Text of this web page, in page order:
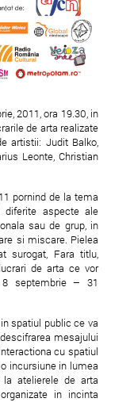
Dressing Room
Popa Nan 82
2011, ora 19.30, in
de arta realizate
artistii: Judit Balko,
Leonte, Christian
pornind de la tema
diferite aspecte ale
sau de grup, in
si miscare. Pielea
surogat, Fara titlu,
de arta ce vor
8 septembrie – 31
spatiul public ce va
mesajului
cu spatiul
incursiune in lumea
atelierele de arta
in incinta